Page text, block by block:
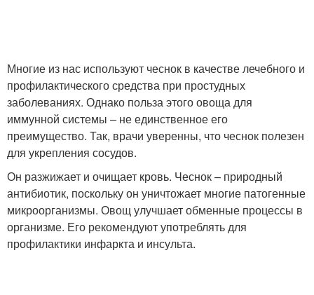
Многие из нас используют чеснок в качестве лечебного и
профилактического средства при простудных
заболеваниях. Однако польза этого овоща для
иммунной системы – не единственное его
преимущество. Так, врачи уверенны, что чеснок полезен
для укрепления сосудов.
Он разжижает и очищает кровь. Чеснок – природный
антибиотик, поскольку он уничтожает многие патогенные
микроорганизмы. Овощ улучшает обменные процессы в
организме. Его рекомендуют употреблять для
профилактики инфаркта и инсульта.